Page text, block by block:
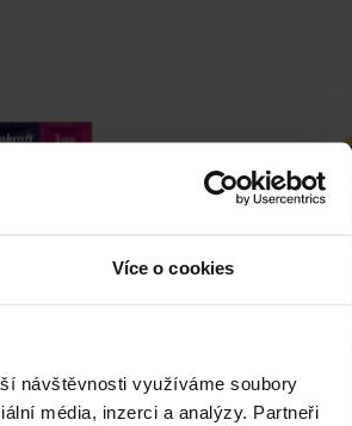
Více o cookies
návštěvnosti využíváme soubory
média, inzerci a analýzy. Partneři
3 - pamlsek pro
INABA
bonito
kočky - 70g